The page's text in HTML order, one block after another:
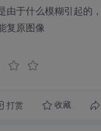
由于什么模糊引起的，
复原图像
打赏 收藏